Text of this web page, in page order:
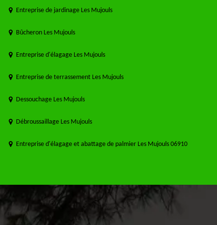
Entreprise de jardinage Les Mujouls
Bûcheron Les Mujouls
Entreprise d'élagage Les Mujouls
Entreprise de terrassement Les Mujouls
Dessouchage Les Mujouls
Débroussaillage Les Mujouls
Entreprise d'élagage et abattage de palmier Les Mujouls 06910